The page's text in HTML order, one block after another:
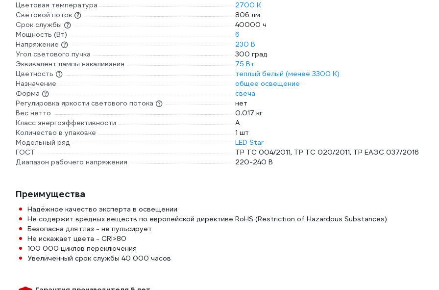
Цветовая температура
2700 К
Световой поток
806 лм
Срок службы
40000 ч
Мощность (Вт)
6
Напряжение
230 В
Угол светового пучка
300 град
Эквивалент лампы накаливания
75 Вт
Цветность
теплый белый (менее 3300 К)
Назначение
общее освещение
Форма
свеча
Регулировка яркости светового потока
нет
Вес нетто
0.017 кг
Класс энергоэффективности
A
Количество в упаковке
1 шт
Модельный ряд
LED Star
ГОСТ
ТР ТС 004/2011, ТР ТС 020/2011, ТР ЕАЭС 037/2016
Диапазон рабочего напряжения
220-240 В
Преимущества
Надёжное качество эксперта в освещении
Не содержит вредных веществ по европейской директиве RoHS (Restriction of Hazardous Substances)
Безопасна для глаз - не пульсирует
Не искажает цвета - CRI>80
100 000 циклов переключения
Увеличенный срок службы 40 000 часов